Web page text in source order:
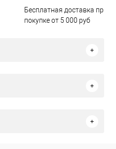
Бесплатная доставка при
покупке от 5 000 руб